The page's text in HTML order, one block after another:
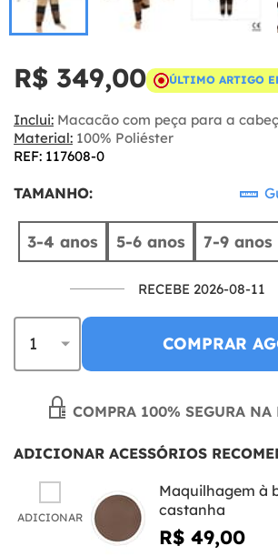
R$ 349,00 ÚLTIMO ARTIGO
Inclui: Macacão com peça para a
Material: 100% Poliéster
REF: 117608-0
TAMANHO:
3-4 anos 5-6 anos 7-9 anos
RECEBE 2026-08-11
COMPRAR
COMPRA 100% SEGURA
ADICIONAR ACESSÓRIOS
ADICIONAR
Maquilhagem à
castanha
R$ 49,00